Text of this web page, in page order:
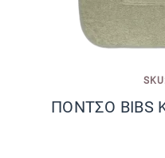
ΠΟΝΤΣΟ BIBS